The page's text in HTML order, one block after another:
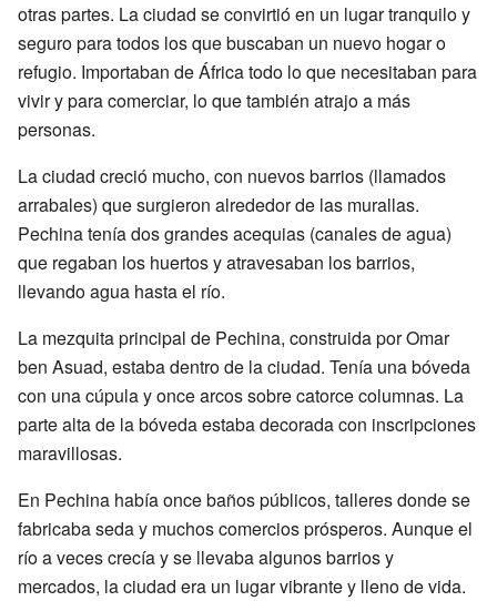
otras partes. La ciudad se convirtió en un lugar tranquilo y
seguro para todos los que buscaban un nuevo hogar o
refugio. Importaban de África todo lo que necesitaban para
vivir y para comerciar, lo que también atrajo a más
personas.
La ciudad creció mucho, con nuevos barrios (llamados
arrabales) que surgieron alrededor de las murallas.
Pechina tenía dos grandes acequias (canales de agua)
que regaban los huertos y atravesaban los barrios,
llevando agua hasta el río.
La mezquita principal de Pechina, construida por Omar
ben Asuad, estaba dentro de la ciudad. Tenía una bóveda
con una cúpula y once arcos sobre catorce columnas. La
parte alta de la bóveda estaba decorada con inscripciones
maravillosas.
En Pechina había once baños públicos, talleres donde se
fabricaba seda y muchos comercios prósperos. Aunque el
río a veces crecía y se llevaba algunos barrios y
mercados, la ciudad era un lugar vibrante y lleno de vida.